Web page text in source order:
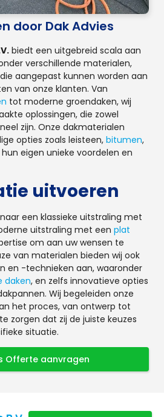
door Dak Advies
biedt een uitgebreid scala aan
verschillende materialen,
aangepast kunnen worden aan
van onze klanten. Van
tot moderne groendaken, wij
oplossingen, die zowel
zijn. Onze dakmaterialen
opties zoals leisteen, bitumen,
hun eigen unieke voordelen en
uitvoeren
een klassieke uitstraling met
uitstraling met een plat
om aan uw wensen te
van materialen bieden wij ook
en -technieken aan, waaronder
daken, en zelfs innovatieve opties
Wij begeleiden onze
het proces, van ontwerp tot
zorgen dat zij de juiste keuzes
situatie.
Offerte aanvragen